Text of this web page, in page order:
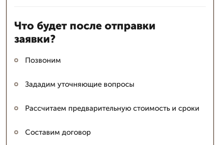
Что будет после отправки
заявки?
Позвоним
Зададим уточняющие вопросы
Рассчитаем предварительную стоимость и сроки
Составим договор